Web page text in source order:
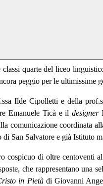
quarte del liceo
peggio per le
Ilde Cipolletti e della
Emanuele Ticà e ildesigner
comunicazione coordinata
San Salvatore e già Istituto
cospicuo di oltre centoventi
che rappresentano una
in Pietàdi Giovanni